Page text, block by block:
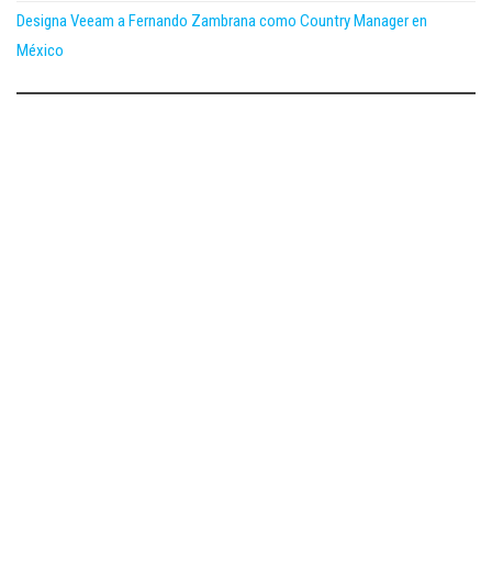
Designa Veeam a Fernando Zambrana como Country Manager en
México